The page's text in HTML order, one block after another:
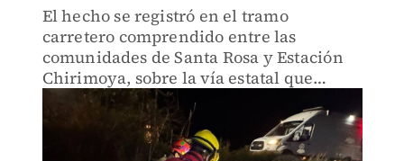
El hecho se registró en el tramo
carretero comprendido entre las
comunidades de Santa Rosa y Estación
Chirimoya, sobre la vía estatal que
conecta los municipios de San Felipe y
Villa de Reyes.